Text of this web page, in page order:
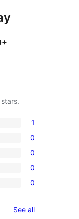
1
0
0
0
0
See allreviews